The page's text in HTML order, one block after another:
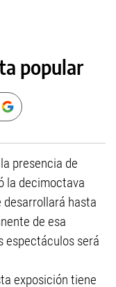
popular
presencia de
la decimoctava
desarrollará hasta
de esa
espectáculos será
exposición tiene